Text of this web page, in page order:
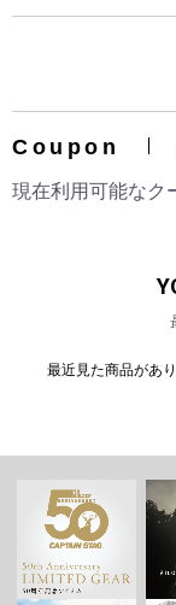
Coupon
現在利用可能なク
最近見た商品があり